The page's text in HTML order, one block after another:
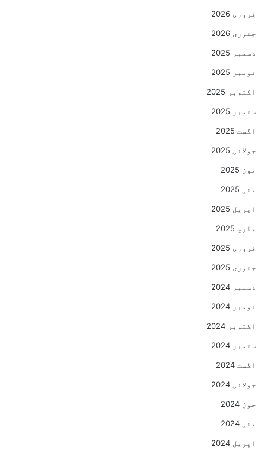
فروری 2026
جنوری 2026
دسمبر 2025
نومبر 2025
اکتوبر 2025
ستمبر 2025
اگست 2025
جولائی 2025
جون 2025
مئی 2025
اپریل 2025
مارچ 2025
فروری 2025
جنوری 2025
دسمبر 2024
نومبر 2024
اکتوبر 2024
ستمبر 2024
اگست 2024
جولائی 2024
جون 2024
مئی 2024
اپریل 2024